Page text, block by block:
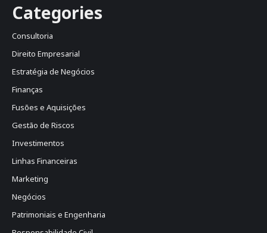
Categories
Consultoria
Direito Empresarial
Estratégia de Negócios
Finanças
Fusões e Aquisições
Gestão de Riscos
Investimentos
Linhas Financeiras
Marketing
Negócios
Patrimoniais e Engenharia